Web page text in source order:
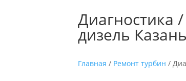
Диагностика
дизель Казань
Главная / Ремонт турбин /